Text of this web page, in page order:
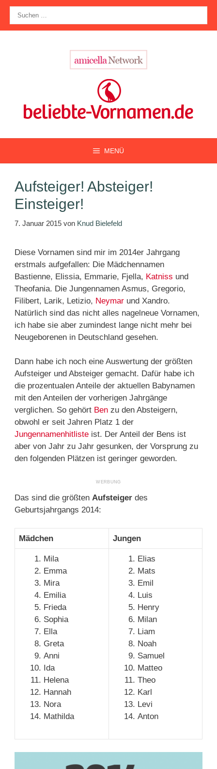
Zum
Inhalt
springen
nach:
MENÜ
Aufsteiger! Absteiger!
Einsteiger!
7. Januar 2015 von Knud Bielefeld
Diese Vornamen sind mir im 2014er Jahrgang
erstmals aufgefallen: Die Mädchennamen
Bastienne, Elissia, Emmarie, Fjella, Katniss und
Theofania. Die Jungennamen Asmus, Gregorio,
Filibert, Larik, Letizio, Neymar und Xandro.
Natürlich sind das nicht alles nagelneue Vornamen,
ich habe sie aber zumindest lange nicht mehr bei
Neugeborenen in Deutschland gesehen.
Dann habe ich noch eine Auswertung der größten
Aufsteiger und Absteiger gemacht. Dafür habe ich
die prozentualen Anteile der aktuellen Babynamen
mit den Anteilen der vorherigen Jahrgänge
verglichen. So gehört Ben zu den Absteigern,
obwohl er seit Jahren Platz 1 der
Jungennamenhitliste ist. Der Anteil der Bens ist
aber von Jahr zu Jahr gesunken, der Vorsprung zu
den folgenden Plätzen ist geringer geworden.
Das sind die größten Aufsteiger des
Geburtsjahrgangs 2014:
Mädchen Jungen
Mila
Emma
Mira
Emilia
Frieda
Sophia
Ella
Greta
Anni
Ida
Helena
Hannah
Nora
Mathilda
Elias
Mats
Emil
Luis
Henry
Milan
Liam
Noah
Samuel
Matteo
Theo
Karl
Levi
Anton